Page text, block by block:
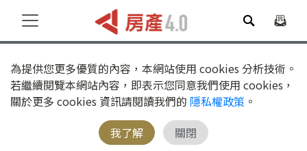
為提供您更多優質的內容，本網站使用 cookies 分析技術。
若繼續閱覽本網站內容，即表示您同意我們使用 cookies，
關於更多 cookies 資訊請閱讀我們的 隱私權政策 。
我了解
關閉